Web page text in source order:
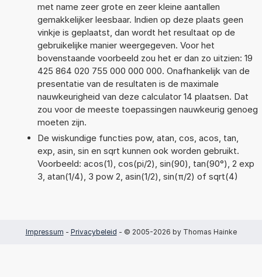
met name zeer grote en zeer kleine aantallen
gemakkelijker leesbaar. Indien op deze plaats geen
vinkje is geplaatst, dan wordt het resultaat op de
gebruikelijke manier weergegeven. Voor het
bovenstaande voorbeeld zou het er dan zo uitzien: 19
425 864 020 755 000 000 000. Onafhankelijk van de
presentatie van de resultaten is de maximale
nauwkeurigheid van deze calculator 14 plaatsen. Dat
zou voor de meeste toepassingen nauwkeurig genoeg
moeten zijn.
De wiskundige functies pow, atan, cos, acos, tan,
exp, asin, sin en sqrt kunnen ook worden gebruikt.
Voorbeeld: acos(1), cos(pi/2), sin(90), tan(90°), 2 exp
3, atan(1/4), 3 pow 2, asin(1/2), sin(π/2) of sqrt(4)
Impressum - Privacybeleid - © 2005-2026 by Thomas Hainke